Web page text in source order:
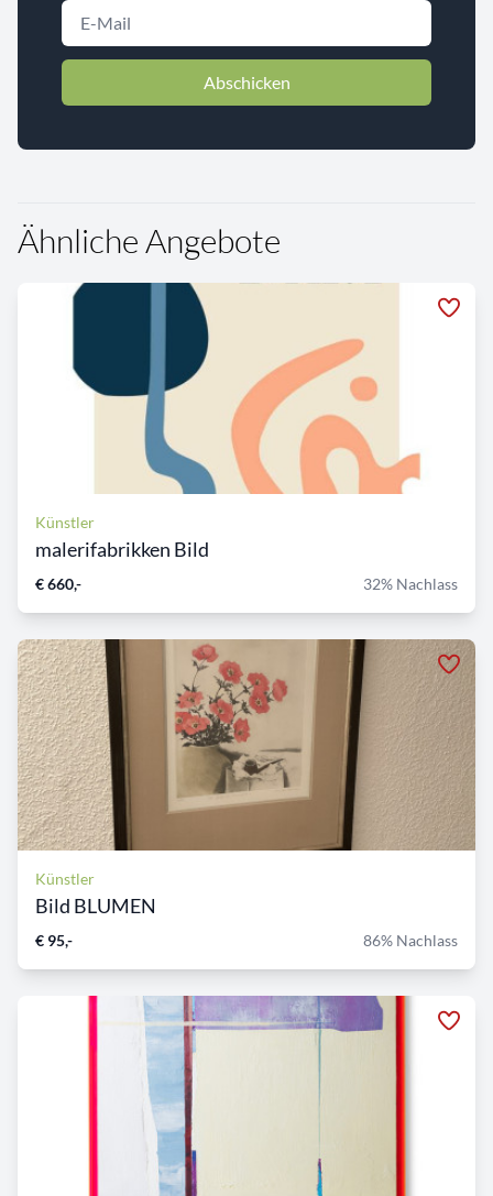
Abschicken
Ähnliche Angebote
Künstler
malerifabrikken Bild
€ 660,- 32% Nachlass
Künstler
Bild BLUMEN
€ 95,- 86% Nachlass